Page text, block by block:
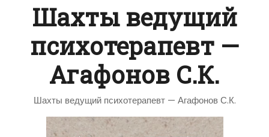
Шахты ведущий
психотерапевт —
Агафонов С.К.
Шахты ведущий психотерапевт — Агафонов С.К.